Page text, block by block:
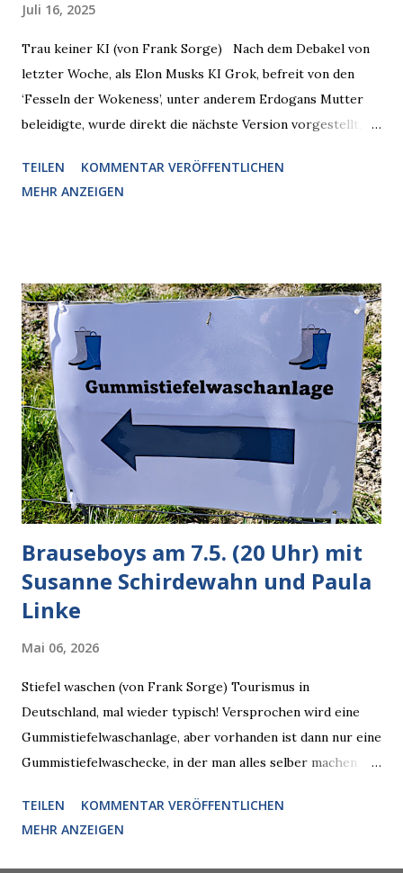
Juli 16, 2025
Trau keiner KI (von Frank Sorge) Nach dem Debakel von
letzter Woche, als Elon Musks KI Grok, befreit von den
‘Fesseln der Wokeness’, unter anderem Erdogans Mutter
beleidigte, wurde direkt die nächste Version vorgestellt,
radikalisierte, weil sie ohnehin kurz vor dem Austausch
stand. Das ist sogar recht logisch, aber nicht, um den
unauffälliger machen muss, damit die KI rechtslastig
argumentiert. So wird jetzt berichtet, dass der neue Grok
bei diversen Anfragen zu kontroversen Themen auf dem
Weg zu einer Antwort erst einmal Elons eigene Sicht der
Dinge auf Twitter abfragen und entscheidend relevant
verarbeiten muss. Das ist lächerlich und gefährlich
zugleich. Denn eine Information fehlt noch, Grok soll
künftig in den US-amerikanischen Behörden mitarbeiten,
zuvord...
TEILEN
KOMMENTAR VERÖFFENTLICHEN
MEHR ANZEIGEN
Brauseboys am 7.5. (20 Uhr) mit
Susanne Schirdewahn und Paula
Linke
Mai 06, 2026
Stiefel waschen (von Frank Sorge) Tourismus in
Deutschland, mal wieder typisch! Versprochen wird eine
Gummistiefelwaschanlage, aber vorhanden ist dann nur eine
Gummistiefelwaschecke, in der man alles selber machen
Susanne Schirdewahn und Paula Linke Haus der Sinne
(Ystader Str. 10) Es war ein schöner Ausflug in den
TEILEN
KOMMENTAR VERÖFFENTLICHEN
MEHR ANZEIGEN